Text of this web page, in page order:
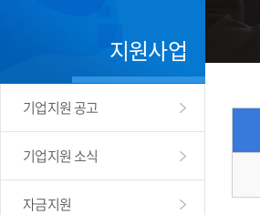
지원사업
기업지원 공고
기업지원 소식
자금지원